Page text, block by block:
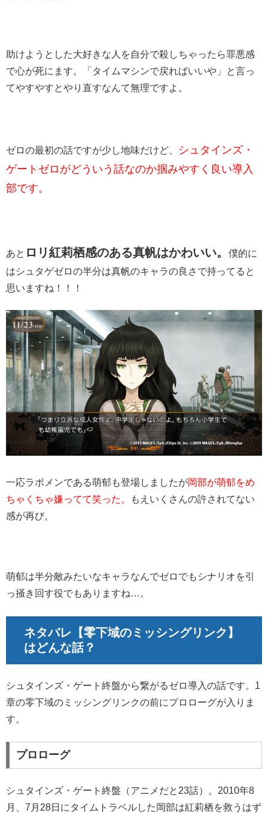
助けようとした大好きな人を自分で殺しちゃったら罪悪感
で心が死にます。「タイムマシンで戻ればいいや」と言っ
てやすやすとやり直すなんて無理ですよ。
ゼロの最初の話ですが少し地味だけど、
シュタインズ・
ゲートゼロがどういう話なのか掴みやすく良い導入
部です。
あと ロリ紅莉栖感のある真帆はかわいい。
僕的に
はシュタゲゼロの半分は真帆のキャラの良さで持ってると
思いますね！！！
一応ラボメンである萌郁も登場しましたが岡部が萌郁をめ
ちゃくちゃ嫌ってて笑った。
もえいくさんの許されてない
感が再び。
萌郁は半分敵みたいなキャラなんでゼロでもシナリオを引
っ掻き回す役でもありますね…。
ネタバレ 【零下域のミッシングリンク 】
はどんな話？
シュタインズ・ゲート終盤から繋がるゼロ導入の話です。1
章の零下域の ミッシングリンクの前にプロローグが入りま
す。
プロローグ
シュタインズ・ゲート終盤（アニメだと23話）。2010年8
月、7月28日にタイムトラベルした岡部は紅莉栖を救うはず